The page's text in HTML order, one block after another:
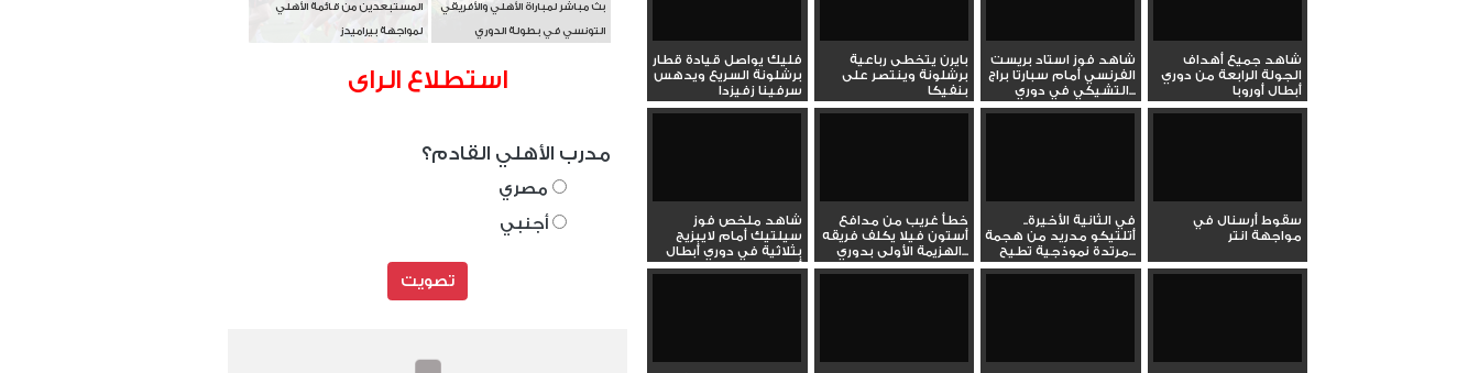
شاهد جميع أهداف
الجولة الرابعة من دوري
أبطال أوروبا
شاهد فوز استاد بريست
الفرنسي أمام سبارتا براج
التشيكي في دوري...
بايرن يتخطى رباعية
برشلونة وينتصر على
بنفيكا
فليك يواصل قيادة قطار
برشلونة السريع ويدهس
سرفينا زفيزدا
سقوط أرسنال في
مواجهة انتر
في الثانية الأخيرة..
أتلتيكو مدريد من هجمة
مرتدة نموذجية تطيح...
خطأ غريب من مدافع
أستون فيلا يكلف فريقه
الهزيمة الأولى بدوري...
شاهد ملخص فوز
سيلتيك أمام لايبزيج
بثلاثية في دوري أبطال
أوروبا
بث مباشر لمباراة الأهلي والأفريقي
التونسي في بطولة الدوري
المستبعدين من قائمة الأهلي
لمواجهة بيراميدز
استطلاع الراى
مدرب الأهلي القادم؟
مصري
أجنبي
تصويت